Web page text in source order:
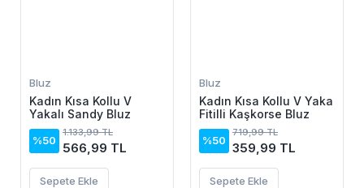
Bluz
Kadın Kısa Kollu V
Yakalı Sandy Bluz
%50
1.133,99 TL
566,99 TL
Sepete Ekle
Bluz
Kadın Kısa Kollu V Yaka
Fitilli Kaşkorse Bluz
%50
719,99 TL
359,99 TL
Sepete Ekle